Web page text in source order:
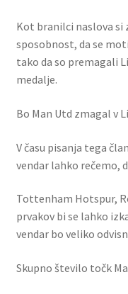
Kot branilci naslova si
sposobnost, da se
tako da so premagali
medalje.
Bo Man Utd zmagal v
V času pisanja tega
vendar lahko rečemo,
Tottenham Hotspur,
prvakov bi se lahko
vendar bo veliko
Skupno število točk